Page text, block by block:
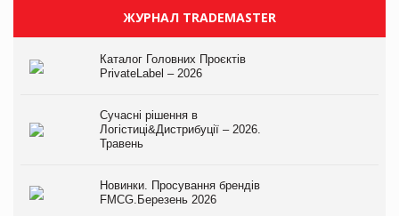
ЖУРНАЛ TRADEMASTER
Каталог Головних Проєктів
PrivateLabel – 2026
Сучасні рішення в
Логістиці&Дистрибуції – 2026.
Травень
Новинки. Просування брендів
FMCG.Березень 2026